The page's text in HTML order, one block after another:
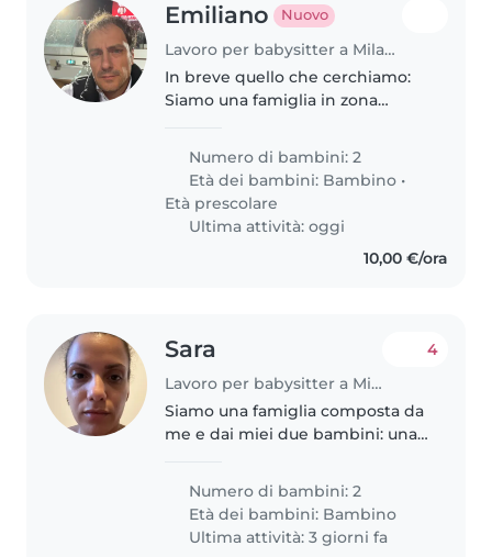
Emiliano Nuovo
Lavoro per babysitter a Milano
In breve quello che cerchiamo:
Siamo una famiglia in zona
Leonardo (4 anni, scuola
dell'infanzia) e Ascanio (2 anni,
nido). Cerchiamo una tata dal
lunedì al..
Numero di bambini: 2
Età dei bambini: Bambino •
Età prescolare
Ultima attività: oggi
10,00 €/ora
Sara
Lavoro per babysitter a Milano
4
Siamo una famiglia composta da
me e dai miei due bambini: una
piena di energia, e un bimbo di
quasi 3 anni, dolce, allegro e
molto curioso. Cerco..
Numero di bambini: 2
Età dei bambini: Bambino
Ultima attività: 3 giorni fa